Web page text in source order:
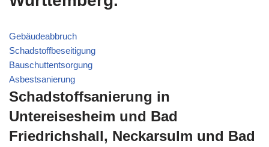
Gebäudeabbruch
Schadstoffbeseitigung
Bauschuttentsorgung
Asbestsanierung
Schadstoffsanierung in
Untereisesheim und Bad
Friedrichshall, Neckarsulm und Bad